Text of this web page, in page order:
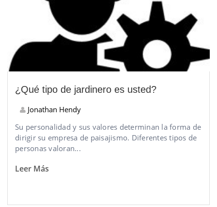
¿Qué tipo de jardinero es usted?
Jonathan Hendy
Su personalidad y sus valores determinan la forma de
dirigir su empresa de paisajismo. Diferentes tipos de
personas valoran...
Leer Más